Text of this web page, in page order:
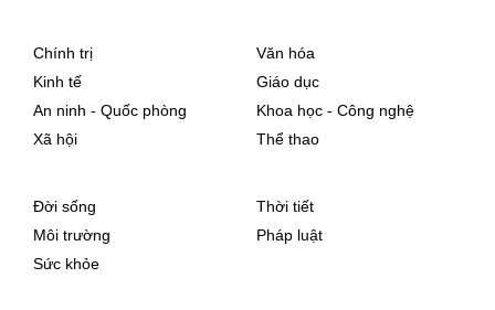
Chính trị
Kinh tế
An ninh - Quốc phòng
Xã hội
Văn hóa
Giáo dục
Khoa học - Công nghệ
Thể thao
Đời sống
Môi trường
Sức khỏe
Thời tiết
Pháp luật